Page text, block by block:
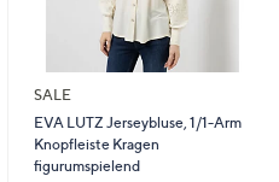
SALE
EVA LUTZ Jerseybluse, 1/1-Arm
Knopfleiste Kragen
figurumspielend